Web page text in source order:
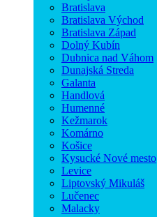
Bratislava
Bratislava Východ
Bratislava Západ
Dolný Kubín
Dubnica nad Váhom
Dunajská Streda
Galanta
Handlová
Humenné
Kežmarok
Komárno
Košice
Kysucké Nové mesto
Levice
Liptovský Mikuláš
Lučenec
Malacky